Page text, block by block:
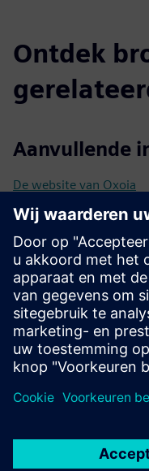
Ontdek
Aanvullende
De website van Oxoia
Oxoia op een pager
Vereisten
Compatibel met
CC/Connect Box)
Centraal HVAC-
warm water)